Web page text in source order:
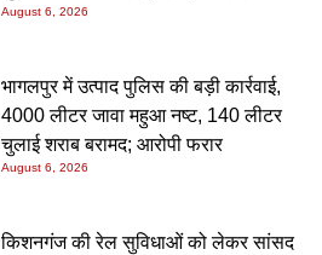
के इलाज में आएगा बड़ा सुधार
August 6, 2026
भागलपुर में उत्पाद पुलिस की बड़ी कार्रवाई,
4000 लीटर जावा महुआ नष्ट, 140 लीटर
चुलाई शराब बरामद; आरोपी फरार
August 6, 2026
किशनगंज की रेल सुविधाओं को लेकर सांसद